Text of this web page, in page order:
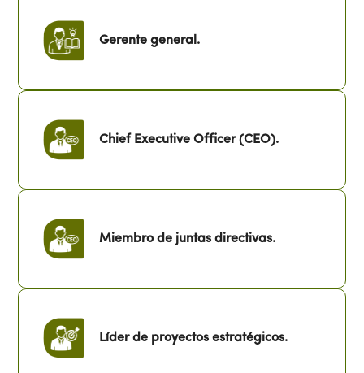
Gerente general.
Chief Executive Officer (CEO).
Miembro de juntas directivas.
Líder de proyectos estratégicos.